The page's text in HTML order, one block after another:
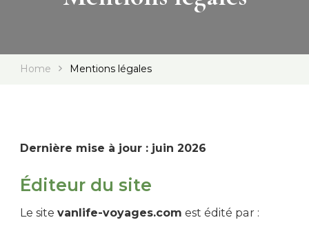
Home Mentions légales
Dernière mise à jour : juin 2026
Éditeur du site
Le site vanlife-voyages.com est édité par :